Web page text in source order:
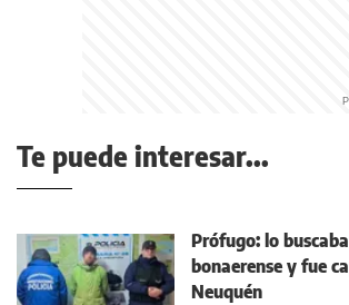
Te puede interesar...
Prófugo: lo
bonaerense y fue
Neuquén